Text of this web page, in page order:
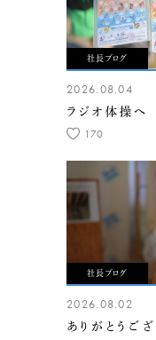
社長ブログ
2026.08.04
ラジオ体操へ
170
社長ブログ
2026.08.02
ありがとうござ